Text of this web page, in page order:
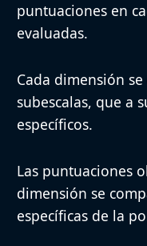
puntuaciones en
evaluadas.
Cada dimensión
subescalas, que a
específicos.
Las puntuaciones
dimensión se
específicas de la